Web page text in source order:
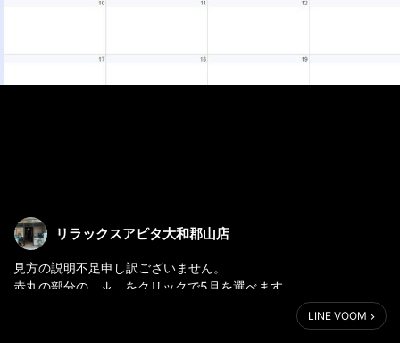
リラックスアピタ大和郡山店
見方の説明不足申し訳ございません。
赤丸の部分の ↓ をクリックで5月を選べます。
LINE VOOM